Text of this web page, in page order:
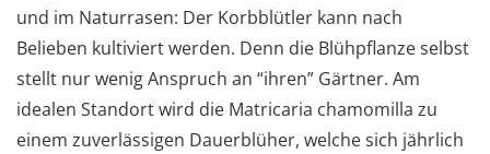
und im Naturrasen: Der Korbblütler kann nach
Belieben kultiviert werden. Denn die Blühpflanze selbst
stellt nur wenig Anspruch an “ihren” Gärtner. Am
idealen Standort wird die Matricaria chamomilla zu
einem zuverlässigen Dauerblüher, welche sich jährlich